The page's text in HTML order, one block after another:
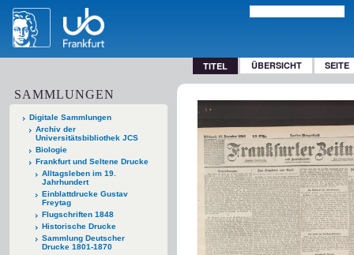
TITEL ÜBERSICHT SEITE
SAMMLUNGEN
Digitale Sammlungen
Archiv der
Universitätsbibliothek JCS
Biologie
Frankfurt und Seltene Drucke
Alltagsleben im 19.
Jahrhundert
Einblattdrucke Gustav
Freytag
Flugschriften 1848
Historische Drucke
Sammlung Deutscher
Drucke 1801-1870